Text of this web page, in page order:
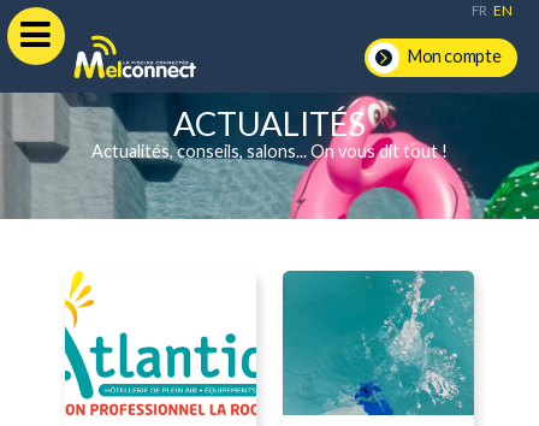
FR EN
Mon compte
ACTUALITÉS
Actualités, conseils, salons... On vous dit tout !